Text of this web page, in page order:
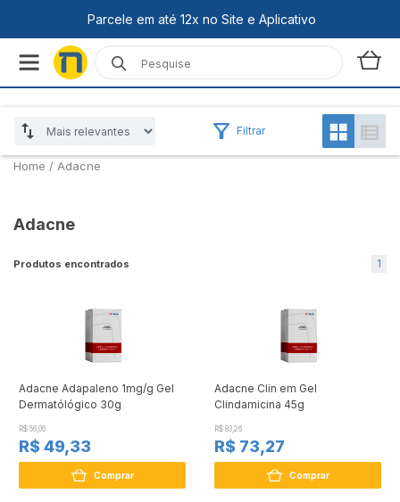
Filtrar
Home / Adacne
Adacne
Produtos encontrados 1
Adacne Adapaleno 1mg/g Gel
Dermatólógico 30g
R$ 56,06
R$ 49,33
Comprar
Adacne Clin em Gel
Clindamicina 45g
R$ 83,26
R$ 73,27
Comprar